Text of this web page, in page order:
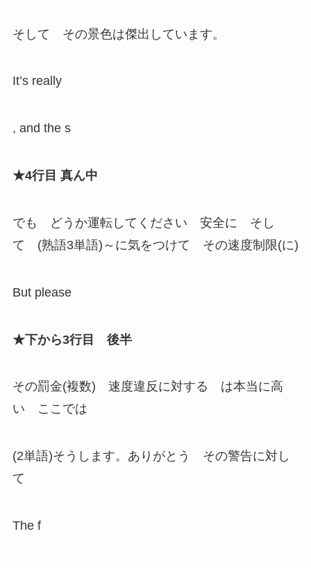
そして その景色は傑出しています。
It’s really
, and the s
★4行目 真ん中
でも どうか運転してください 安全に そし
て (熟語3単語)～に気をつけて その速度制限(に)
But please
★下から3行目 後半
その罰金(複数) 速度違反に対する は本当に高
い ここでは
(2単語)そうします。ありがとう その警告に対し
て
The f